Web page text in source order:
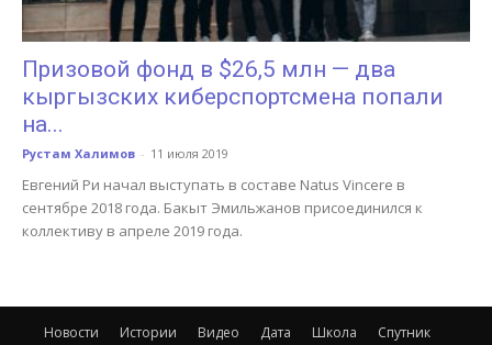
Призовой фонд в $26,5 млн — два
кыргызских киберспортсмена попали
на...
Рустам Халимов - 11 июля 2019
Евгений Ри начал выступать в составе Natus Vincere в
сентябре 2018 года. Бакыт Эмильжанов присоединился к
коллективу в апреле 2019 года.
Новости Истории Видео Дата Школа
Спутник